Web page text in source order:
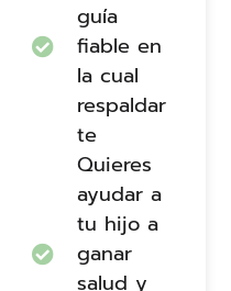
guía
fiable en
la cual
respaldar
te
Quieres
ayudar a
tu hijo a
ganar
salud y